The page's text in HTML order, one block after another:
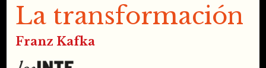
La transformación
Franz Kafka